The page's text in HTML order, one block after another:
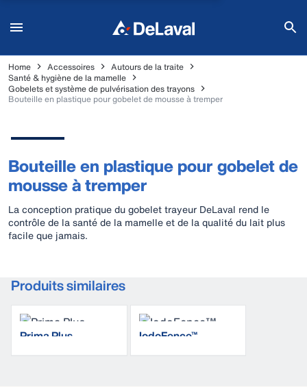
Home Accessoires
Autours de la traite
Santé & hygiène de la mamelle
Gobelets et système de pulvérisation des trayons
Bouteille en plastique pour gobelet de mousse à tremper
Bouteille en plastique pour gobelet de
mousse à tremper
La conception pratique du gobelet trayeur DeLaval rend le
contrôle de la santé de la mamelle et de la qualité du lait plus
facile que jamais.
Produits similaires
Prima Plus IodoFence™